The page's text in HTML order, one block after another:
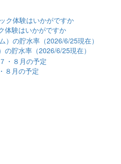
体験はいかがですか
貯水率（2026/6/25現在）
８月の予定